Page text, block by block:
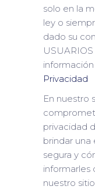
solo en la
ley o
dado su
Privacidad
En nuestro
privacidad
brindar
segura y
informarles
nuestro